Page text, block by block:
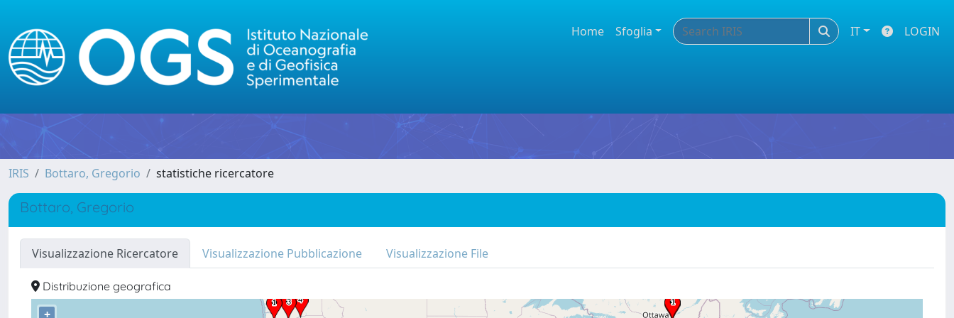
Home Sfoglia IT LOGIN
IRIS Bottaro, Gregorio statistiche ricercatore
Bottaro, Gregorio
Visualizzazione Ricercatore Visualizzazione Pubblicazione Visualizzazione File
Distribuzione geografica
+